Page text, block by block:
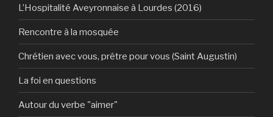
L’Hospitalité Aveyronnaise à Lourdes (2016)
Rencontre à la mosquée
Chrétien avec vous, prêtre pour vous (Saint Augustin)
La foi en questions
Autour du verbe "aimer"